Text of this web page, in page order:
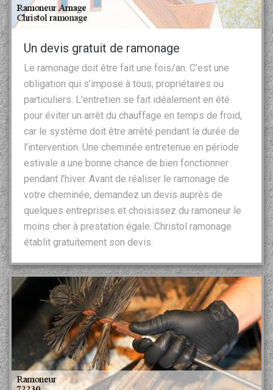
Un devis gratuit de ramonage
Le ramonage doit être fait une fois/an. C’est une
obligation qui s’impose à tous, propriétaires ou
particuliers. L’entretien se fait idéalement en été
pour éviter un arrêt du chauffage en temps de froid,
car le système doit être arrêté pendant la durée de
l’intervention. Une cheminée entretenue en période
estivale a une bonne chance de bien fonctionner
pendant l’hiver. Avant de réaliser le ramonage de
votre cheminée, demandez un devis auprès de
quelques entreprises et choisissez du ramoneur le
moins cher à prestation égale. Christol ramonage
établit gratuitement son devis.